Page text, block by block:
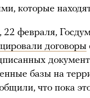
которые
февраля,
договоры
базы на
что пока